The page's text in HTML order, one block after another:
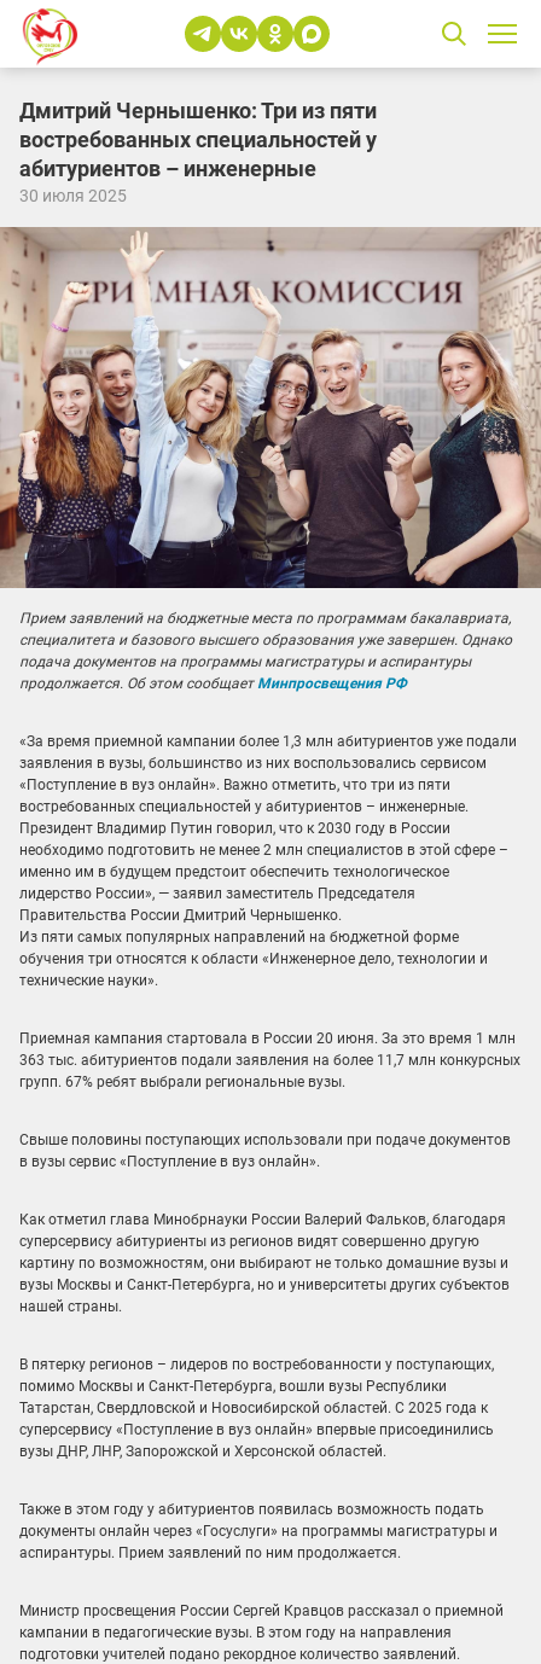
Дмитрий Чернышенко: Три из пяти
востребованных специальностей у
абитуриентов – инженерные
30 июля 2025
Прием заявлений на бюджетные места по программам бакалавриата,
специалитета и базового высшего образования уже завершен. Однако
подача документов на программы магистратуры и аспирантуры
продолжается. Об этом сообщает Минпросвещения РФ
«За время приемной кампании более 1,3 млн абитуриентов уже подали
заявления в вузы, большинство из них воспользовались сервисом
«Поступление в вуз онлайн». Важно отметить, что три из пяти
востребованных специальностей у абитуриентов – инженерные.
Президент Владимир Путин говорил, что к 2030 году в России
необходимо подготовить не менее 2 млн специалистов в этой сфере –
именно им в будущем предстоит обеспечить технологическое
лидерство России», — заявил заместитель Председателя
Правительства России Дмитрий Чернышенко.
Из пяти самых популярных направлений на бюджетной форме
обучения три относятся к области «Инженерное дело, технологии и
технические науки».
Приемная кампания стартовала в России 20 июня. За это время 1 млн
363 тыс. абитуриентов подали заявления на более 11,7 млн конкурсных
групп. 67% ребят выбрали региональные вузы.
Свыше половины поступающих использовали при подаче документов
в вузы сервис «Поступление в вуз онлайн».
Как отметил глава Минобрнауки России Валерий Фальков, благодаря
суперсервису абитуриенты из регионов видят совершенно другую
картину по возможностям, они выбирают не только домашние вузы и
вузы Москвы и Санкт-Петербурга, но и университеты других субъектов
нашей страны.
В пятерку регионов – лидеров по востребованности у поступающих,
помимо Москвы и Санкт-Петербурга, вошли вузы Республики
Татарстан, Свердловской и Новосибирской областей. С 2025 года к
суперсервису «Поступление в вуз онлайн» впервые присоединились
вузы ДНР, ЛНР, Запорожской и Херсонской областей.
Также в этом году у абитуриентов появилась возможность подать
документы онлайн через «Госуслуги» на программы магистратуры и
аспирантуры. Прием заявлений по ним продолжается.
Министр просвещения России Сергей Кравцов рассказал о приемной
кампании в педагогические вузы. В этом году на направления
подготовки учителей подано рекордное количество заявлений.